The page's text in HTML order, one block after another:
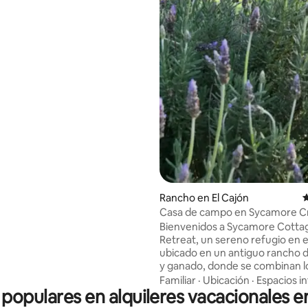
Rancho en El Cajón
Casa de campo en Sycamore
vistas a la montaña
Bienvenidos a Sycamore
Retreat, un sereno refugio en
ubicado en un antiguo rancho
y ganado, donde se combinan
cielos abiertos, los pastizales
y el tranquilo lujo de época. Ubicada en
un valle tranquilo, esta casa de
Familiar · Ubicación · Espacios
en alquileres vacacionales